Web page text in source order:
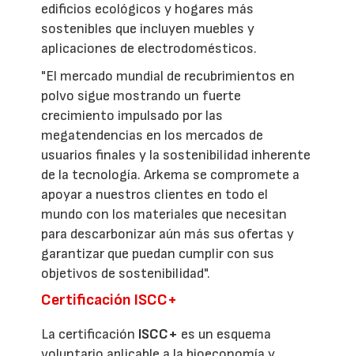
edificios ecológicos y hogares más
sostenibles que incluyen muebles y
aplicaciones de electrodomésticos.
"El mercado mundial de recubrimientos en
polvo sigue mostrando un fuerte
crecimiento impulsado por las
megatendencias en los mercados de
usuarios finales y la sostenibilidad inherente
de la tecnología. Arkema se compromete a
apoyar a nuestros clientes en todo el
mundo con los materiales que necesitan
para descarbonizar aún más sus ofertas y
garantizar que puedan cumplir con sus
objetivos de sostenibilidad".
Certificación ISCC+
La certificación ISCC+ es un esquema